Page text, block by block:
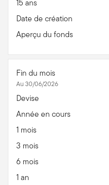
15 ans
Date de création
Aperçu du fonds
Fin du mois
Au 30/06/2026
Devise
Année en cours
1 mois
3 mois
6 mois
1 an